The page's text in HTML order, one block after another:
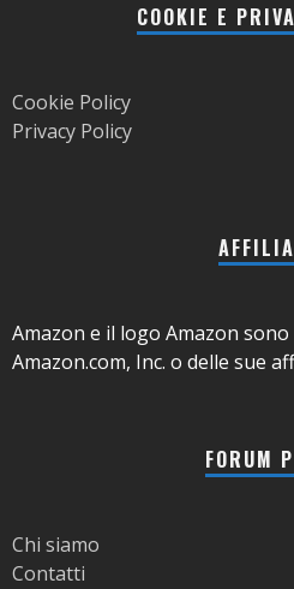
COOKIE E
Cookie Policy
Privacy Policy
Amazon e il logo Amazon
Amazon.com, Inc. o delle sue
FORUM
Chi siamo
Contatti